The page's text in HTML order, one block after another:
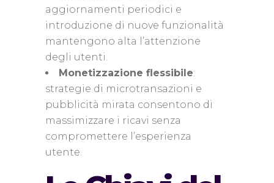
aggiornamenti periodici e
introduzione di nuove funzionalità
mantengono alta l’attenzione
degli utenti.
Monetizzazione flessibile:
strategie di microtransazioni e
pubblicità mirata consentono di
massimizzare i ricavi senza
compromettere l’esperienza
utente.